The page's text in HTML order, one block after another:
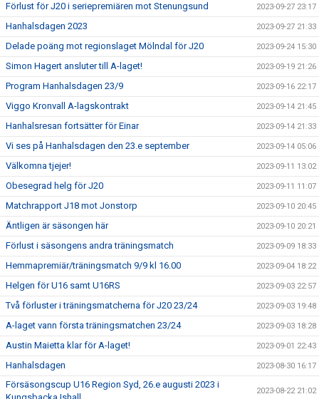
Förlust för J20 i seriepremiären mot Stenungsund 2023-09-27 23:17
Hanhalsdagen 2023 2023-09-27 21:33
Delade poäng mot regionslaget Mölndal för J20 2023-09-24 15:30
Simon Hagert ansluter till A-laget! 2023-09-19 21:26
Program Hanhalsdagen 23/9 2023-09-16 22:17
Viggo Kronvall A-lagskontrakt 2023-09-14 21:45
Hanhalsresan fortsätter för Einar 2023-09-14 21:33
Vi ses på Hanhalsdagen den 23.e september 2023-09-14 05:06
Välkomna tjejer! 2023-09-11 13:02
Obesegrad helg för J20 2023-09-11 11:07
Matchrapport J18 mot Jonstorp 2023-09-10 20:45
Äntligen är säsongen här 2023-09-10 20:21
Förlust i säsongens andra träningsmatch 2023-09-09 18:33
Hemmapremiär/träningsmatch 9/9 kl 16.00 2023-09-04 18:22
Helgen för U16 samt U16RS 2023-09-03 22:57
Två förluster i träningsmatcherna för J20 23/24 2023-09-03 19:48
A-laget vann första träningsmatchen 23/24 2023-09-03 18:28
Austin Maietta klar för A-laget! 2023-09-01 22:43
Hanhalsdagen 2023-08-30 16:17
Försäsongscup U16 Region Syd, 26.e augusti 2023 i
2023-08-22 21:02